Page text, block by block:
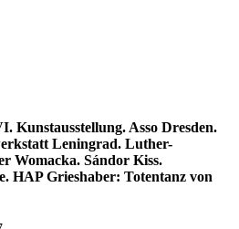
Kunstausstellung. Asso Dresden.
Leningrad. Luther-
Womacka. Sándor Kiss.
HAP Grieshaber: Totentanz von